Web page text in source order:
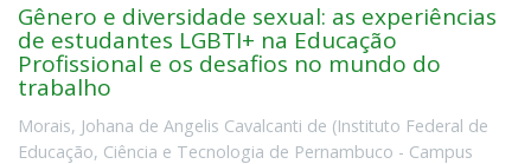
Gênero e diversidade sexual: as experiências
de estudantes LGBTI+ na Educação
Profissional e os desafios no mundo do
trabalho
Morais, Johana de Angelis Cavalcanti de (Instituto Federal de
Educação, Ciência e Tecnologia de Pernambuco - Campus